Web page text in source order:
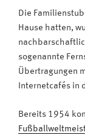
Die
Hause hatten,
sogenannte
Übertragungen
Internetcafés in
Bereits 1954